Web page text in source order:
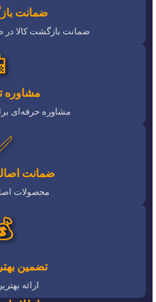
ضمانت
ضمانت بازگشت کالا
مشاوره حرفه‌ای
ضمانت
محصولات
تضمین
ارائه